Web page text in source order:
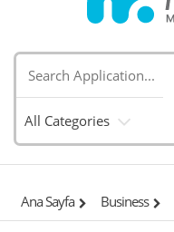
All Categories
Ana Sayfa Business